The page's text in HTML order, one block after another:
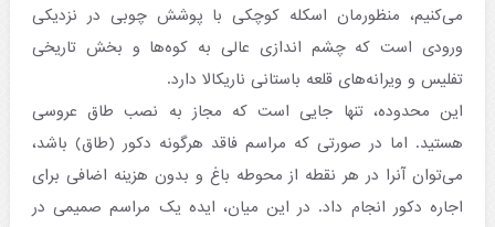
می‌کنیم، منظورمان اسکله کوچکی با پوشش چوبی در نزدیکی
ورودی است که چشم اندازی عالی به کوه‌ها و بخش تاریخی
تفلیس و ویرانه‌های قلعه باستانی ناریکالا دارد.
این محدوده، تنها جایی است که مجاز به نصب طاق عروسی
هستید. اما در صورتی که مراسم فاقد هرگونه دکور (طاق) باشد،
می‌توان آنرا در هر نقطه از محوطه باغ و بدون هزینه اضافی برای
اجاره دکور انجام داد. در این میان، ایده یک مراسم صمیمی در